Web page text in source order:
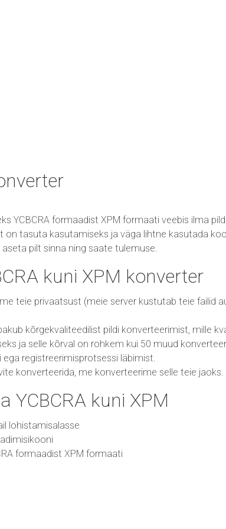
YCBCRA formaadist XPM formaati veebis ilma
on tasuta kasutamiseks ja väga lihtne kasutada
pilt sinna ning saate tulemuse.
kuni XPM konverter
teie privaatsust (meie server kustutab teie failid
kõrgekvaliteedilist pildi konverteerimist, mille
ja selle kõrval on rohkem kui 50 muud
registreerimisprotsessi läbimist.
konverteerida, me konverteerime selle teie jaoks.
YCBCRA kuni XPM
lohistamisalasse
formaadist XPM formaati